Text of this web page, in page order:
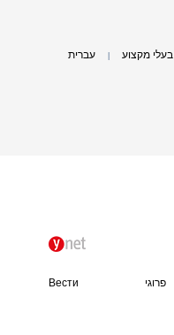
בעלי מקצוע עברית
פרוגי Вести